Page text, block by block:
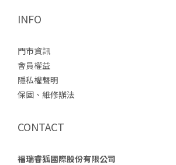
INFO
門市資訊
會員權益
隱私權聲明
保固、維修辦法
CONTACT
福瑞睿狐國際股份有限公司